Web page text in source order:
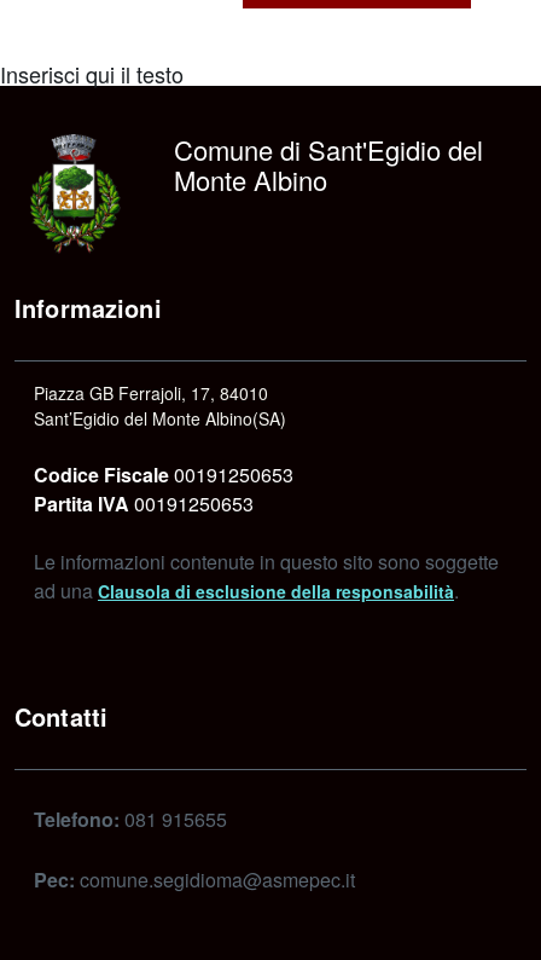
Inserisci qui il testo
Comune di Sant'Egidio del
Monte Albino
Informazioni
Piazza GB Ferrajoli, 17, 84010
Sant’Egidio del Monte Albino(SA)
Codice Fiscale00191250653
Partita IVA 00191250653
Le informazioni contenute in questo sito sono soggette
ad una Clausola di esclusione della responsabilità.
Contatti
Telefono: 081 915655
Pec: comune.segidioma@asmepec.it